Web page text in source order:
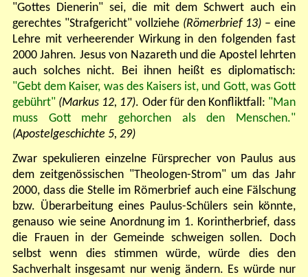
"Gottes Dienerin" sei, die mit dem Schwert auch ein
gerechtes "Strafgericht" vollziehe (Römerbrief 13) – eine
Lehre mit verheerender Wirkung in den folgenden fast
2000 Jahren. Jesus von Nazareth und die Apostel lehrten
auch solches nicht. Bei ihnen heißt es diplomatisch:
"Gebt dem Kaiser, was des Kaisers ist, und Gott, was Gott
gebührt" (Markus 12, 17). Oder für den Konfliktfall: "Man
muss Gott mehr gehorchen als den Menschen."
(Apostelgeschichte 5, 29)
Zwar spekulieren einzelne Fürsprecher von Paulus aus
dem zeitgenössischen "Theologen-Strom" um das Jahr
2000, dass die Stelle im Römerbrief auch eine Fälschung
bzw. Überarbeitung eines Paulus-Schülers sein könnte,
genauso wie seine Anordnung im 1. Korintherbrief, dass
die Frauen in der Gemeinde schweigen sollen. Doch
selbst wenn dies stimmen würde, würde dies den
Sachverhalt insgesamt nur wenig ändern. Es würde nur